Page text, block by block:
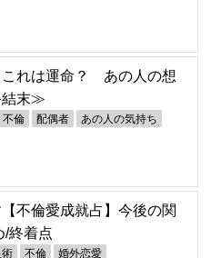
これは運命？ あの人の想
結末≫
不倫 配偶者 あの人の気持ち
不倫愛成就占】今後の関
/終着点
術 不倫 婚外恋愛